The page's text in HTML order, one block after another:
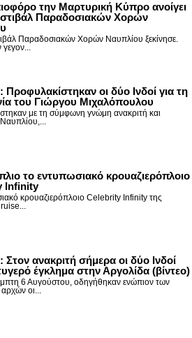
την Μαρτυρική Κύπρο ανοίγει
Παραδοσιακών Χορών
Παραδοσιακών Χορών Ναυπλίου ξεκίνησε.
γεγον...
Προφυλακίστηκαν οι δύο Ινδοί για τη
του Γιώργου Μιχαλόπουλου
με τη σύμφωνη γνώμη ανακριτή και
Ναυπλίου,...
το εντυπωσιακό κρουαζιερόπλοιο
Infinity
κρουαζιερόπλοιο Celebrity Infinity της
Στον ανακριτή σήμερα οι δύο Ινδοί
έγκλημα στην Αργολίδα (βίντεο)
6 Αυγούστου, οδηγήθηκαν ενώπιον των
αρχών οι...